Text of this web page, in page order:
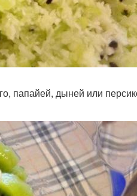
папайей, дыней или